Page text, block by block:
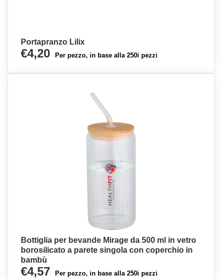
Portapranzo Lilix
€4,20 Per pezzo, in base alla 250i pezzi
Bottiglia per bevande Mirage da 500 ml in vetro
borosilicato a parete singola con coperchio in
bambù
€4,57 Per pezzo, in base alla 250i pezzi